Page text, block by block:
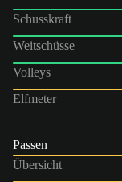
Schusskraft
Weitschüsse
Volleys
Elfmeter
Passen
Übersicht